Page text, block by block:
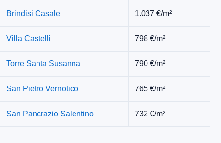
Brindisi Casale 1.037 €/m²
Villa Castelli 798 €/m²
Torre Santa Susanna 790 €/m²
San Pietro Vernotico 765 €/m²
San Pancrazio Salentino 732 €/m²